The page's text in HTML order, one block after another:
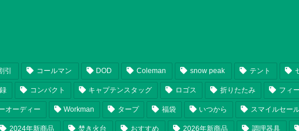
引 コールマン DOD Coleman snow peak テント
コンパクト キャプテンスタッグ ロゴス 折りたたみ フィ
オーディー Workman タープ 福袋 いつから スマイルセー
2024年新商品 焚き火台 おすすめ 2026年新商品 調理器具